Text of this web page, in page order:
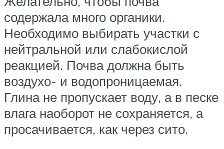
содержала много органики.
Необходимо выбирать участки с
нейтральной или слабокислой
реакцией. Почва должна быть
воздухо- и водопроницаемая.
Глина не пропускает воду, а в песке
влага наоборот не сохраняется, а
просачивается, как через сито.